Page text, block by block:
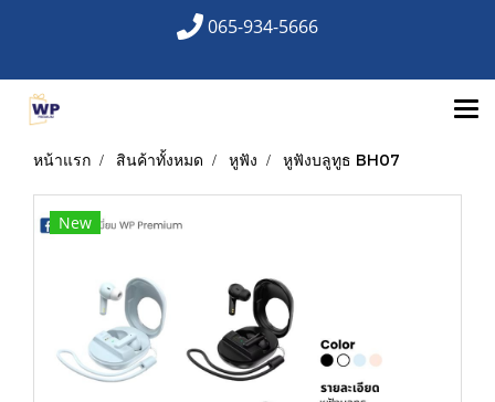
065-934-5666
หน้าแรก สินค้าทั้งหมด หูฟัง หูฟังบลูทูธ BH07
New